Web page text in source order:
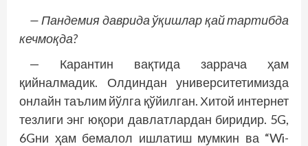
— Пандемия даврида ўқишлар қай тартибда
кечмоқда?
— Карантин вақтида заррача ҳам
қийналмадик. Олдиндан университетимизда
онлайн таълим йўлга қўйилган. Хитой интернет
тезлиги энг юқори давлатлардан биридир. 5G,
6Gни ҳам бемалол ишлатиш мумкин ва “Wi-